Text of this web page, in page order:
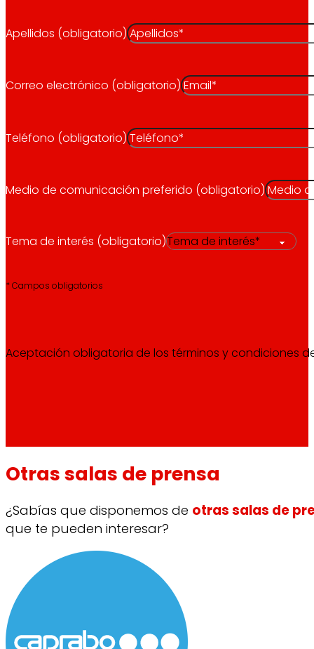
Apellidos (obligatorio)
Correo electrónico (obligatorio)
Teléfono (obligatorio)
Medio de comunicación preferido (obligatorio)
Tema de interés (obligatorio)
* Campos obligatorios
Aceptación obligatoria de los términos y condiciones
Otras salas de prensa
¿Sabías que disponemos de otras salas de
que te pueden interesar?